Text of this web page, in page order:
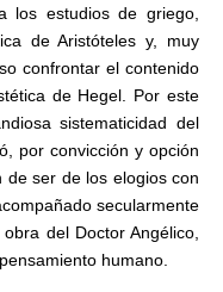
los estudios de griego,
de Aristóteles y, muy
confrontar el contenido
de Hegel. Por este
sistematicidad del
por convicción y opción
ser de los elogios con
secularmente
del Doctor Angélico,
humano.